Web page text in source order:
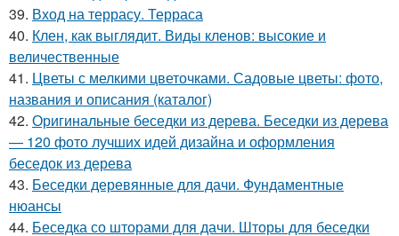
39. Вход на террасу. Терраса
40. Клен, как выглядит. Виды кленов: высокие и
величественные
41. Цветы с мелкими цветочками. Садовые цветы: фото,
названия и описания (каталог)
42. Оригинальные беседки из дерева. Беседки из дерева
— 120 фото лучших идей дизайна и оформления
беседок из дерева
43. Беседки деревянные для дачи. Фундаментные
нюансы
44. Беседка со шторами для дачи. Шторы для беседки